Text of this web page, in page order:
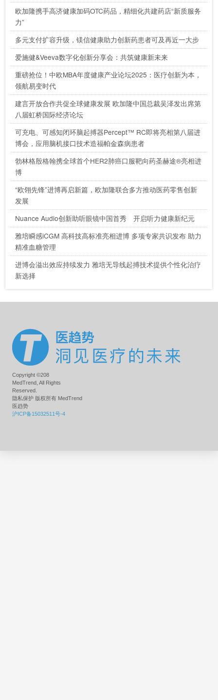
欧加隆携手高济健康加码OTC药品，精细化共建药店“新质服务
力”
多元支付扩容升级，镁信健康助力创新药患者可及再近一大步
爱施健&Veeva数字化创新分享会：共筑健康新未来
重磅抢位！中欧MBA年度健康产业论坛2025：医疗创新为本，
领航易变时代
建言开放合作共促全球健康发展 欧加隆中国总裁吴泽发出席第
八届虹桥国际经济论坛
可充电、可感知闭环脑起搏器Percept™ RC即将亮相第八届进
博会，应用脑机接口技术造福帕金森病患者
勃林格殷格翰携全球首个HER2肺癌口服靶向药圣赫途®亮相进
博
“欧翎先锋”进博再启新篇，欧加隆联合多方推动医药零售创新
发展
Nuance Audio创新助听眼镜中国首秀 开启听力健康新纪元
雅培瞬感iCGM 高科技高标准亮相进博 多项专家共识发布 助力
精准血糖管理
进博会溢出效应持续发力 雅培无导线起搏技术提供个性化治疗
新选择
Copyright ©208
MedTrend, All Rights
Reserved.
隐私保护 版权所有 MedTrend
医趋势
沪ICP备15032511号-4